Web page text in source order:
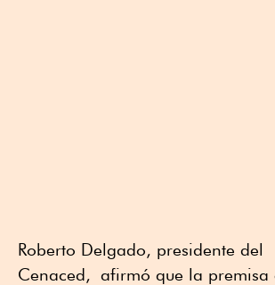
Roberto Delgado, presidente del
Cenaced, afirmó que la premisa